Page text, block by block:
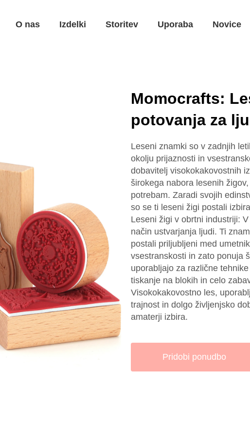
O nas Izdelki Storitev Uporaba Novice
Momocrafts:
potovanja za
Leseni znamki so v zadnjih
okolju prijaznosti in
dobavitelj visokokakovostnih
širokega nabora lesenih
potrebam. Zaradi svojih
so se ti leseni žigi postali
Leseni žigi v obrtni industriji:
način ustvarjanja ljudi. Ti
postali priljubljeni med
vsestranskosti in zato ponuja
uporabljajo za različne
tiskanje na blokih in celo
Visokokakovostno les,
trajnost in dolgo življenjsko
amaterji izbira.
Pridobi ponudbo